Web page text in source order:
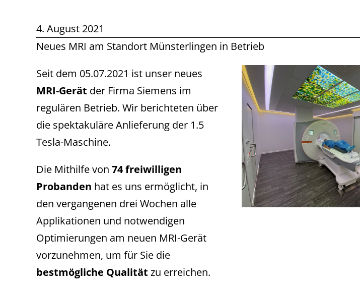
4. August 2021
Neues MRI am Standort Münsterlingen in Betrieb
Seit dem 05.07.2021 ist unser neues
MRI-Gerät der Firma Siemens im
regulären Betrieb. Wir berichteten über
die spektakuläre Anlieferung der 1.5
Tesla-Maschine.
Die Mithilfe von 74 freiwilligen
Probanden hat es uns ermöglicht, in
den vergangenen drei Wochen alle
Applikationen und notwendigen
Optimierungen am neuen MRI-Gerät
vorzunehmen, um für Sie die
bestmögliche Qualität zu erreichen.